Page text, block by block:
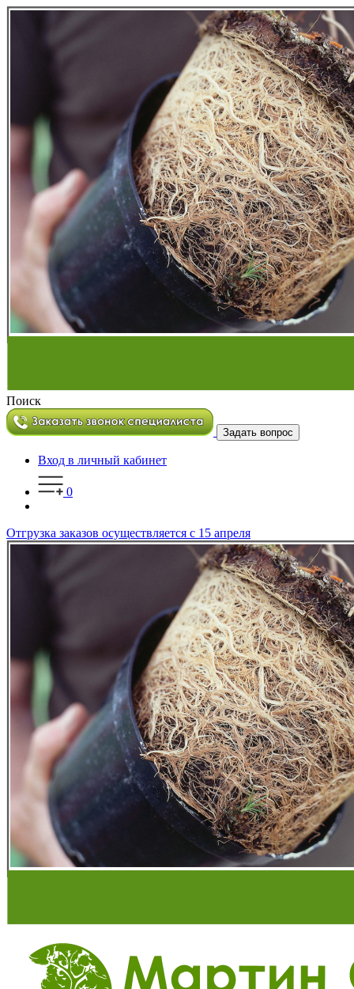
Поиск
Задать вопрос
Вход в личный кабинет
0
Отгрузка заказов осуществляется с 15 апреля